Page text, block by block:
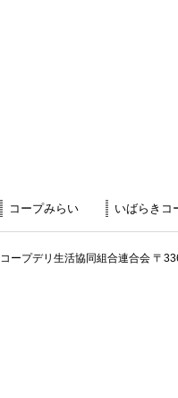
コープみらい いばらきコ
コープデリ生活協同組合連合会 〒